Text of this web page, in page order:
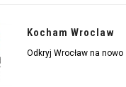
Kocham Wroclaw
Odkryj Wrocław na nowo